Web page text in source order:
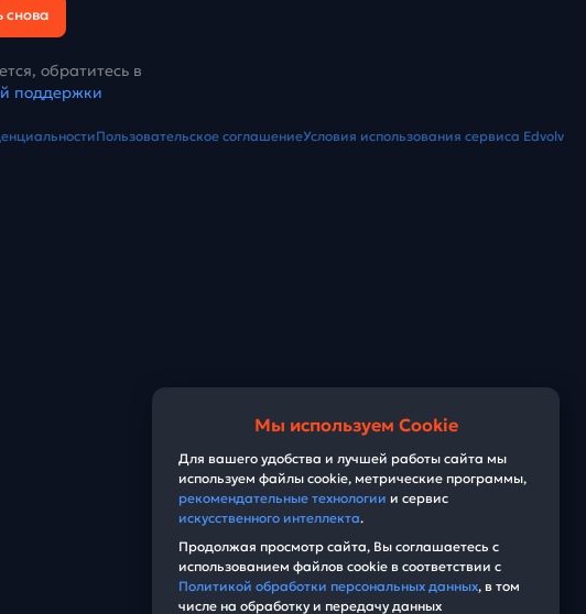
снова
обратитесь в
поддержки
Пользовательское соглашениеУсловия использования сервиса Edvolv
Мы используем Cookie
Для вашего удобства и лучшей работы сайта мы
используем файлы cookie, метрические программы,
рекомендательные технологии и сервис
искусственного интеллекта.
Продолжая просмотр сайта, Вы соглашаетесь с
использованием файлов cookie в соответствии с
Политикой обработки персональных данных, в том
числе на обработку и передачу данных